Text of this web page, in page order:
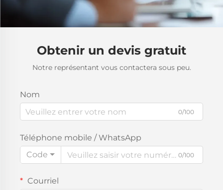
Obtenir un devis gratuit
Notre représentant vous contactera sous peu.
Nom
0/100
Téléphone mobile / WhatsApp
Code
0/100
Courriel